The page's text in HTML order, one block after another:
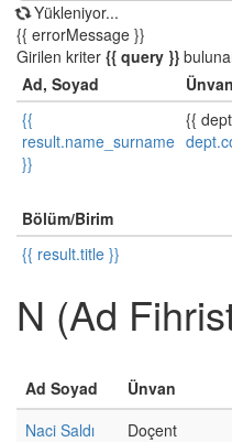
Yükleniyor...
{{ errorMessage }}
Girilen kriter {{ query }}
Ad, Soyad
Ünvan
{{
result.name_surname
}}
{{
Bölüm/Birim
{{ result.title }}
N (Ad
Ad Soyad Ünvan
Naci Saldı
Doçent